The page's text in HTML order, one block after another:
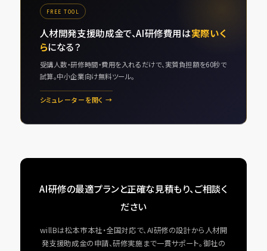
FREE TOOL
人材開発支援助成金で、AI研修費用は実際いく
らになる？
受講人数・研修時間・費用を入れるだけで、実質負担額を60秒で
試算。中小企業向け無料ツール。
シミュレーターを開く →
AI研修の最適プランと正確な見積もり、ご相談く
ださい
willBは松本市本社・全国対応で、AI研修の設計から人材開
発支援助成金の申請、研修実施まで一貫サポート。御社の